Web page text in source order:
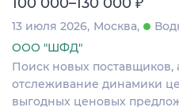
13 июля 2026 Москва
ООО "ШФД"
Поиск новых поставщиков,
отслеживание динамики
выгодных ценовых